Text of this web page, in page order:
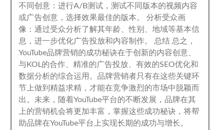
不同创意 ：进行A/B测试 ，测试不同版本的视频内容
或广告创意 ，选择效果最佳的版本。分析受众画
像 ：通过受众分析了解其年龄 、性别、地域等基本信
息 ，进一步优化广告投放和内容制作。 总结 总之 ，
YouTube品牌营销的成功秘诀在于创新的内容创意
与KOL的合作 、精准的广告投放、有效的SEO优化和
数据分析的综合运用 。品牌营销者只有在这些关键环
节上做到精益求精 ，才能在竞争激烈的市场中脱颖而
出。未来， 随着YouTube平台的不断发展 ，品牌在其
上的营销机会将更加丰富 ，掌握这些成功秘诀 ，将帮
助品牌在YouTube平台上实现长期的成功与增长。